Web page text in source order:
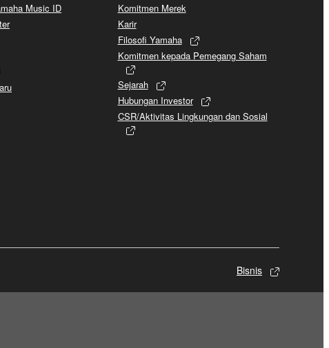
Music ID
Komitmen Merek
Karir
Filosofi Yamaha
Komitmen kepada Pemegang Saham
Sejarah
Hubungan Investor
CSR/Aktivitas Lingkungan dan Sosial
Bisnis